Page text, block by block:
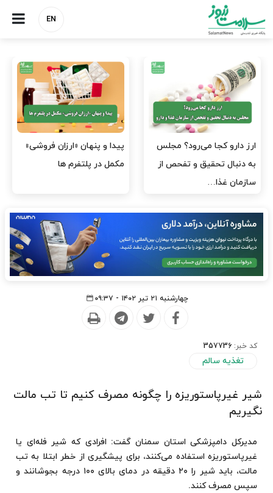
EN
پیدا و پنهان «ارزان فروشی»
مکمل در پلتفرم ها
صنعت دارو چشم‌انتظار اجرای
مصوبه بانک مرکزی
چهارشنبه ۲۱ تیر ۱۴۰۲ - ۰۹:۳۷
کد خبر: 357736
تغذیه سالم
شیر غیرپاستوریزه را چگونه مصرف کنیم تا تب مالت
نگیریم
مدیرکل دامپزشکی استان سمنان گفت: افرادی که شیر فله‌ای یا
غیرپاستوریزه استفاده می‌کنند، برای پیشگیری از خطر ابتلا به تب
مالت، باید شیر را ۲۰ دقیقه در دمای بالای ۱۰۰ درجه بجوشانند و
سپس مصرف کنند.